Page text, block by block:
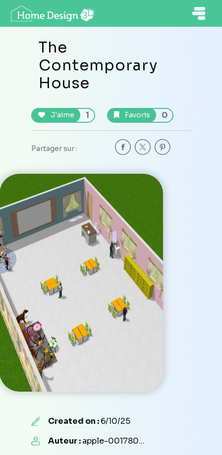
The
Contemporary
House
J'aime 1 Favoris 0
Partager sur :
Created on :6/10/25
Auteur :apple-001780...